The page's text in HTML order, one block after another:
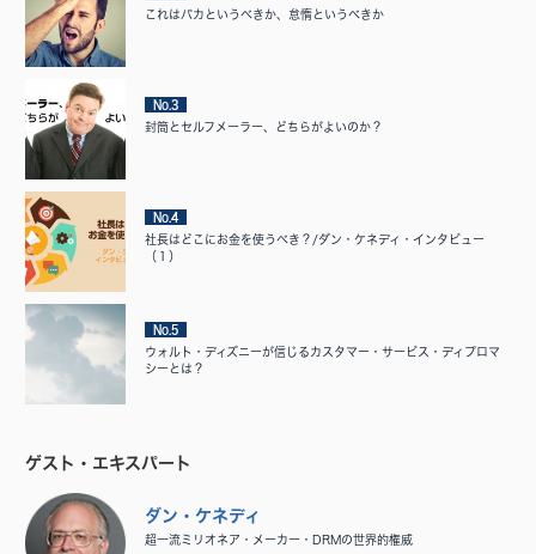
これはバカというべきか、怠惰というべきか
No.3
封筒とセルフメーラー、どちらがよいのか？
No.4
社長はどこにお金を使うべき？/ダン・ケネディ・インタビュー
（１）
No.5
ウォルト・ディズニーが信じるカスタマー・サービス・ディプロマ
シーとは？
ゲスト・エキスパート
ダン・ケネディ
超一流ミリオネア・メーカー・DRMの世界的権威